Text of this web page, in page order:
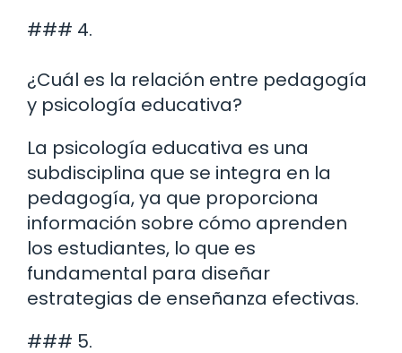
### 4.
¿Cuál es la relación entre pedagogía
y psicología educativa?
La psicología educativa es una
subdisciplina que se integra en la
pedagogía, ya que proporciona
información sobre cómo aprenden
los estudiantes, lo que es
fundamental para diseñar
estrategias de enseñanza efectivas.
### 5.